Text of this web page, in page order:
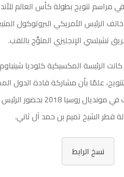
مراسم تتويج بطولة كأس العالم
في يوليو 2025، حيث خالف الرئيس الأمريكي
تشيلسي الإنجليزي المتوَّج باللقب.
الرئيسة المكسيكية كلوديا شينباوم
علمًا بأن مشاركة قادة الدول
كأس العالم تُعد تقليدًا متبعًا، كما حدث
نسخ الرابط